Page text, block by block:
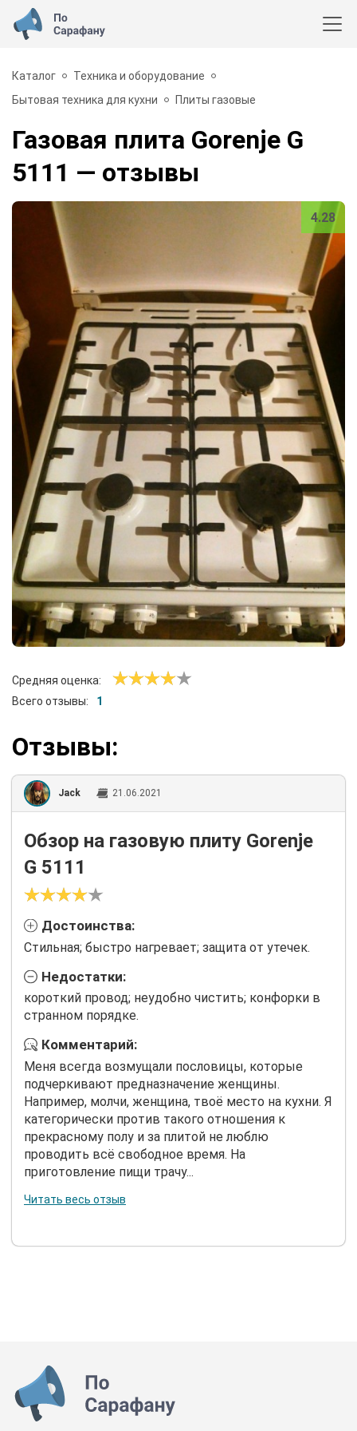
Каталог
Техника и оборудование
Бытовая техника для кухни
Плиты газовые
Газовая плита Gorenje G
5111 — отзывы
4.28
Средняя оценка:
Всего отзывы:
1
Отзывы:
Jack 21.06.2021
Обзор на газовую плиту Gorenje
G 5111
Достоинства:
Стильная; быстро нагревает; защита от утечек.
Недостатки:
короткий провод; неудобно чистить; конфорки в
странном порядке.
Комментарий:
Меня всегда возмущали пословицы, которые
подчеркивают предназначение женщины.
Например, молчи, женщина, твоё место на кухни. Я
категорически против такого отношения к
прекрасному полу и за плитой не люблю
проводить всё свободное время. На
приготовление пищи трачу...
Читать весь отзыв